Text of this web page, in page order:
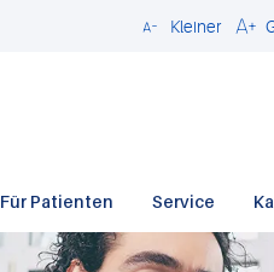
Schließen
Kleiner
Für Patienten Service